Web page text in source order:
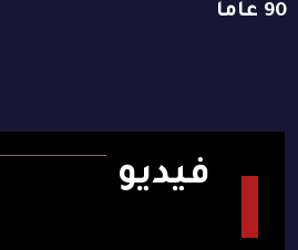
90 عاماً
فيديو